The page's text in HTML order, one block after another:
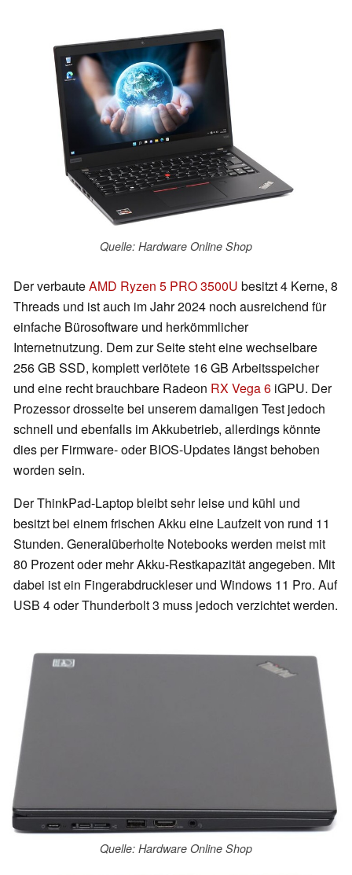
Quelle: Hardware Online Shop
Der verbauteAMD Ryzen 5 PRO 3500U besitzt 4 Kerne, 8
Threads und ist auch im Jahr 2024 noch ausreichend für
einfache Bürosoftware und herkömmlicher
Internetnutzung. Dem zur Seite steht eine wechselbare
256 GB SSD, komplett verlötete 16 GB Arbeitsspeicher
und eine recht brauchbare Radeon RX Vega 6 iGPU. Der
Prozessor drosselte bei unserem damaligen Test jedoch
schnell und ebenfalls im Akkubetrieb, allerdings könnte
dies per Firmware- oder BIOS-Updates längst behoben
worden sein.
Der ThinkPad-Laptop bleibt sehr leise und kühl und
besitzt bei einem frischen Akku eine Laufzeit von rund 11
Stunden. Generalüberholte Notebooks werden meist mit
80 Prozent oder mehr Akku-Restkapazität angegeben. Mit
dabei ist ein Fingerabdruckleser und Windows 11 Pro. Auf
USB 4 oder Thunderbolt 3 muss jedoch verzichtet werden.
Quelle: Hardware Online Shop